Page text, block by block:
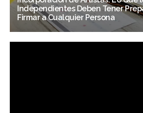
Independientes Deben Tener
Firmar a Cualquier Persona